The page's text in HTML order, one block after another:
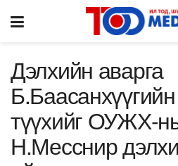
Дэлхийн аварга
түүхийг ОУЖХ-
Н.Месснир